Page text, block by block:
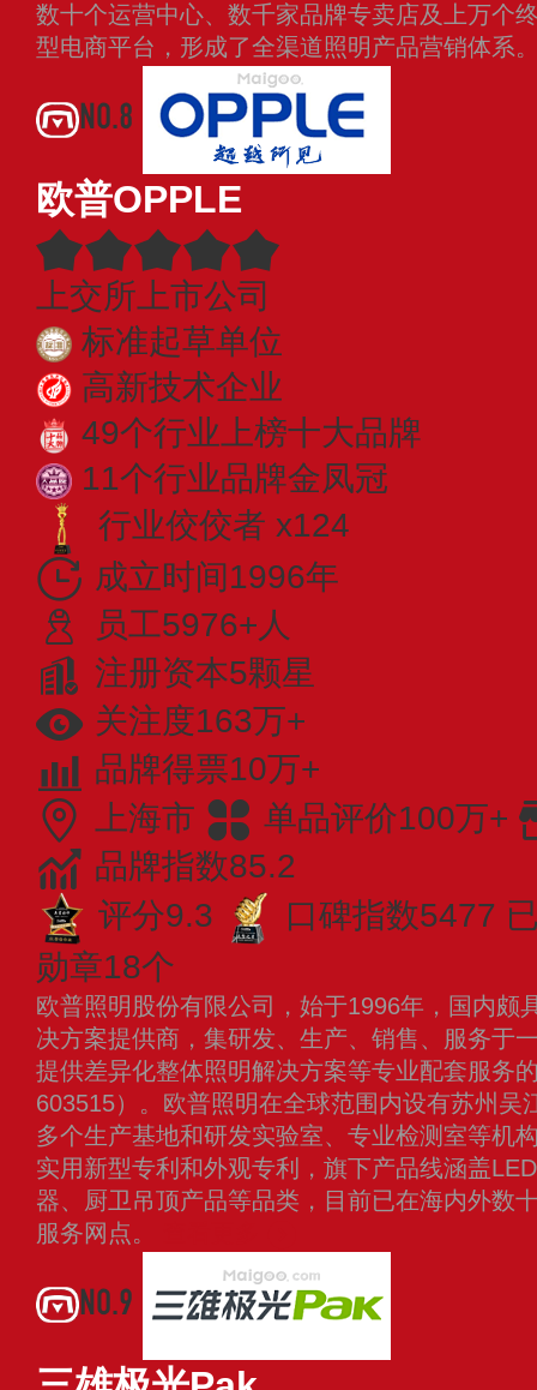
数十个运营中心、数千家品牌专卖店及上万个
型电商平台，形成了全渠道照明产品营销体系
NO.8
欧普OPPLE
上交所上市公司
标准起草单位
高新技术企业
49个行业上榜十大品牌
11个行业品牌金凤冠
行业佼佼者 x124
成立时间1996年
员工5976+人
注册资本5颗星
关注度163万+
品牌得票10万+
上海市
单品评价100万+
品牌指数85.2
评分9.3
口碑指数5477
勋章18个
欧普照明股份有限公司，始于1996年，国内颇
决方案提供商，集研发、生产、销售、服务于
提供差异化整体照明解决方案等专业配套服务
603515）。欧普照明在全球范围内设有苏州吴
多个生产基地和研发实验室、专业检测室等机
实用新型专利和外观专利，旗下产品线涵盖
器、厨卫吊顶产品等品类，目前已在海内外数
服务网点。
NO.9